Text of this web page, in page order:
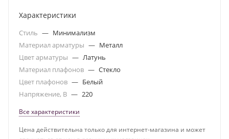
Характеристики
Стиль — Минимализм
Материал арматуры — Металл
Цвет арматуры — Латунь
Материал плафонов — Стекло
Цвет плафонов — Белый
Напряжение, В — 220
Все характеристики
Цена действительна только для интернет-магазина и может